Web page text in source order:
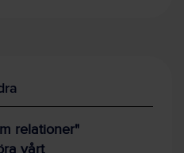
relationer"
vårt